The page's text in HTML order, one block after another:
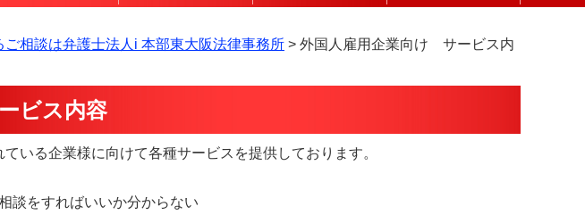
相談は弁護士法人i 本部東大阪法律事務所 > 外国人雇用企業向け サービス内
ビス内容
いる企業様に向けて各種サービスを提供しております。
談をすればいいか分からない